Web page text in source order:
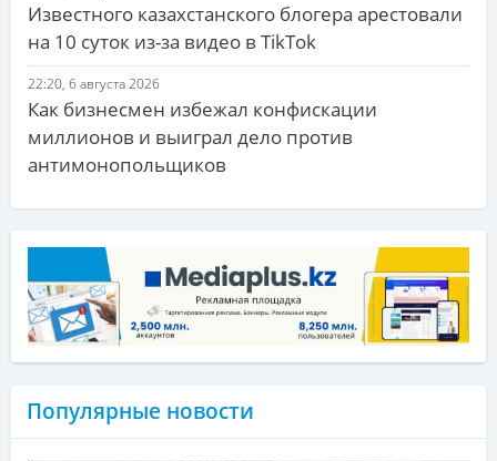
Известного казахстанского блогера арестовали
на 10 суток из-за видео в TikTok
22:20, 6 августа 2026
Как бизнесмен избежал конфискации
миллионов и выиграл дело против
антимонопольщиков
Популярные новости